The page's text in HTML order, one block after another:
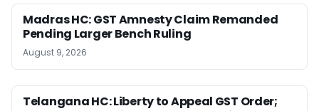
Madras HC: GST Amnesty Claim Remanded
Pending Larger Bench Ruling
August 9, 2026
Telangana HC: Liberty to Appeal GST Order;